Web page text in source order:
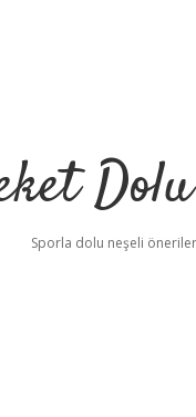
Sporla dolu neşeli